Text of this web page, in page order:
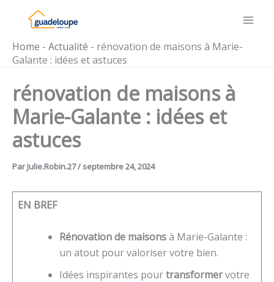
Home - Actualité - rénovation de maisons à Marie-
Galante : idées et astuces
rénovation de maisons à
Marie-Galante : idées et
astuces
ParJulie.Robin.27/ septembre 24, 2024
EN BREF
Rénovation de maisonsà Marie-Galante :
un atout pour valoriser votre bien.
Idées inspirantes pourtransformervotre